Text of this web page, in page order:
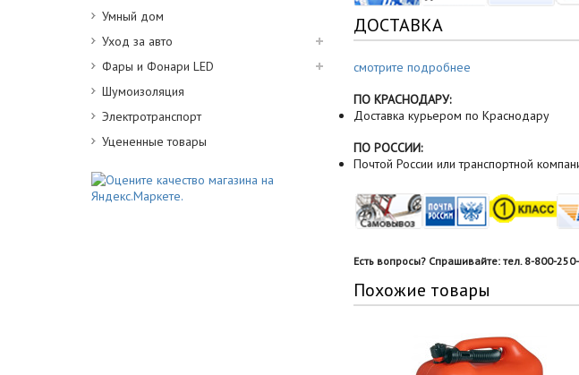
Умный дом
Уход за авто
Фары и Фонари LED
Шумоизоляция
Электротранспорт
Уцененные товары
ДОСТАВКА
смотрите подробнее
ПО КРАСНОДАРУ:
Доставка курьером по Краснодару
ПО РОССИИ:
Почтой России или транспортной
Есть вопросы? Спрашивайте: тел. 8-800-
Похожие товары